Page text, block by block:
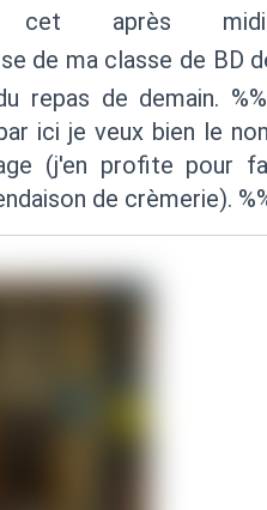
cet après
de ma classe de BD
repas de demain.
ici je veux bien le
(j'en profite pour
de crèmerie).